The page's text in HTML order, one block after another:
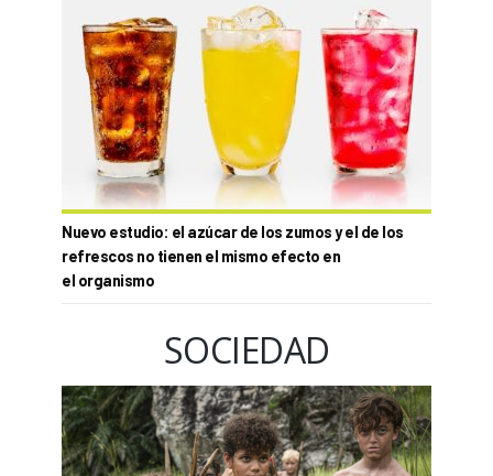
Nuevo estudio: el azúcar de los zumos y el de los
refrescos no tienen el mismo efecto en
el organismo
SOCIEDAD